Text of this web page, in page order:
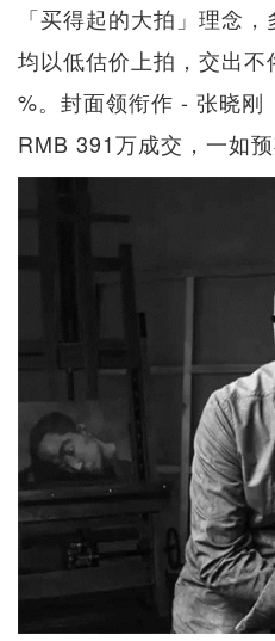
「买得起的大拍」理念
均以低估价上拍，交出
%。封面领衔作 - 张晓刚
RMB 391万成交，一如预